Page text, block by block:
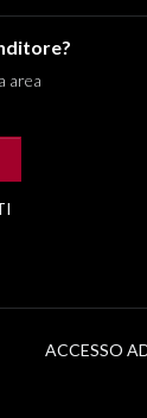
area
ACCESSO